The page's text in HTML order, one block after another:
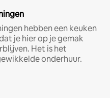
hebben een keuken
je hier op je gemak
Het is het
onderhuur.